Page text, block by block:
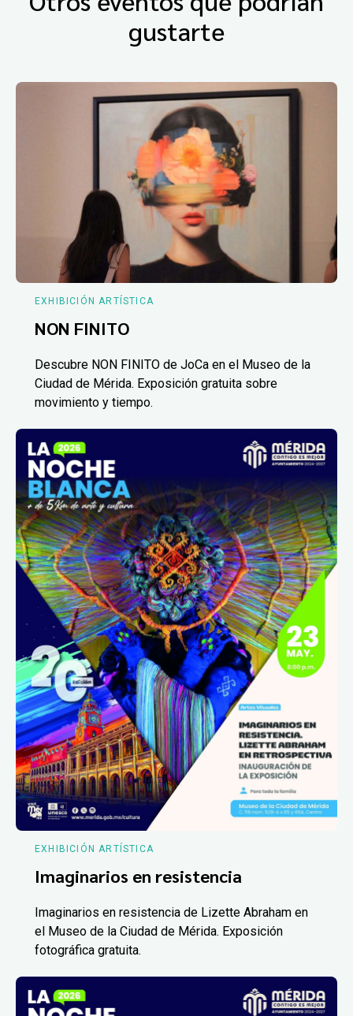
gustarte
EXHIBICIÓN ARTÍSTICA
NON FINITO
Descubre NON FINITO de JoCa en el Museo de la
Ciudad de Mérida. Exposición gratuita sobre
movimiento y tiempo.
EXHIBICIÓN ARTÍSTICA
Imaginarios en resistencia
Imaginarios en resistencia de Lizette Abraham en
el Museo de la Ciudad de Mérida. Exposición
fotográfica gratuita.